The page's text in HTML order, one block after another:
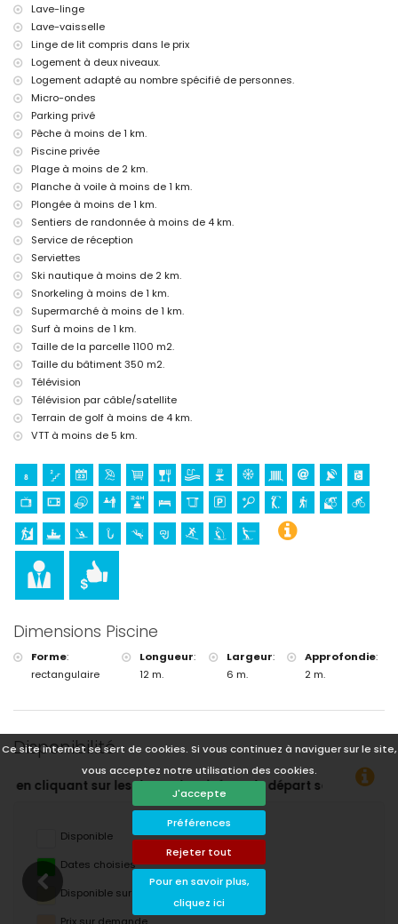
Ce site internet se sert de cookies. Si vous continuez à naviguer sur le site,
vous acceptez notre utilisation des cookies.
J'accepte
Préférences
Rejeter tout
Pour en savoir plus,
cliquez ici
chauffage par air et climatisation
Installations et services à supplément
lit supplémentaire et lit/berceau pour enfants (sur demande)
Divertissements et activités de loisirs pour vos vacances à
Moraira, Costa Blanca
bar (à moins de 500 mètres de la maison)
promenade (Promenade de Senillar) (à moins de 5 kilomètres de
la maison)
Sites touristiques et culturels à Moraira, Costa Blanca
musée (Moraira), église (Église Notre-Dame des Désemparés),
château (Château de Moraira-Teulada), ruine (Tour de guet du
Cap d'Or), monument (Sculpture "Homme regardant la mer" par
historique (Centre historique) (à moins de 5 kilomètres de
l'hébergement)
Sports
cyclisme, canoë, kayak, pêche, plongée, snorkeling, surf et planche
à voile (à moins de 1000 mètres de la villa)
tennis, golf (Club de golf d'Ifach), randonnée, VTT et ski nautique
(à moins de 5 kilomètres de la villa)
équitation (à moins de 10 kilomètres de la villa)
escalade (à moins de 25 kilomètres de la villa)
Lave-linge
Lave-vaisselle
Linge de lit compris dans le prix
Logement à deux niveaux.
Logement adapté au nombre spécifié de personnes.
Micro-ondes
Parking privé
Pêche à moins de 1 km.
Piscine privée
Plage à moins de 2 km.
Planche à voile à moins de 1 km.
Plongée à moins de 1 km.
Sentiers de randonnée à moins de 4 km.
Service de réception
Serviettes
Ski nautique à moins de 2 km.
Snorkeling à moins de 1 km.
Supermarché à moins de 1 km.
Surf à moins de 1 km.
Taille de la parcelle 1100 m2.
Taille du bâtiment 350 m2.
Télévision
Télévision par câble/satellite
Terrain de golf à moins de 4 km.
VTT à moins de 5 km.
Dimensions Piscine
Forme:
rectangulaire
Longueur:
12 m.
Largeur:
6 m.
Approfondie:
2 m.
Disponibilité
de départ souhaitées !
Disponible
Dates choisies
Disponible sur demande
Prix ​​sur demande